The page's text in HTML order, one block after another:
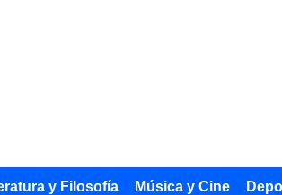
y Filosofía Música y Cine